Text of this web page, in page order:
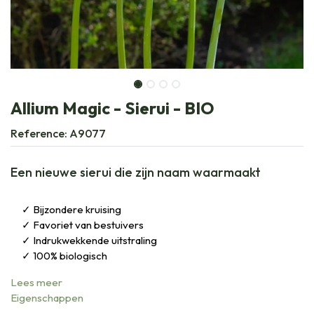
Allium Magic - Sierui - BIO
Reference: A9077
Een nieuwe sierui die zijn naam waarmaakt
Bijzondere kruising
Favoriet van bestuivers
Indrukwekkende uitstraling
100% biologisch
Lees meer
Eigenschappen